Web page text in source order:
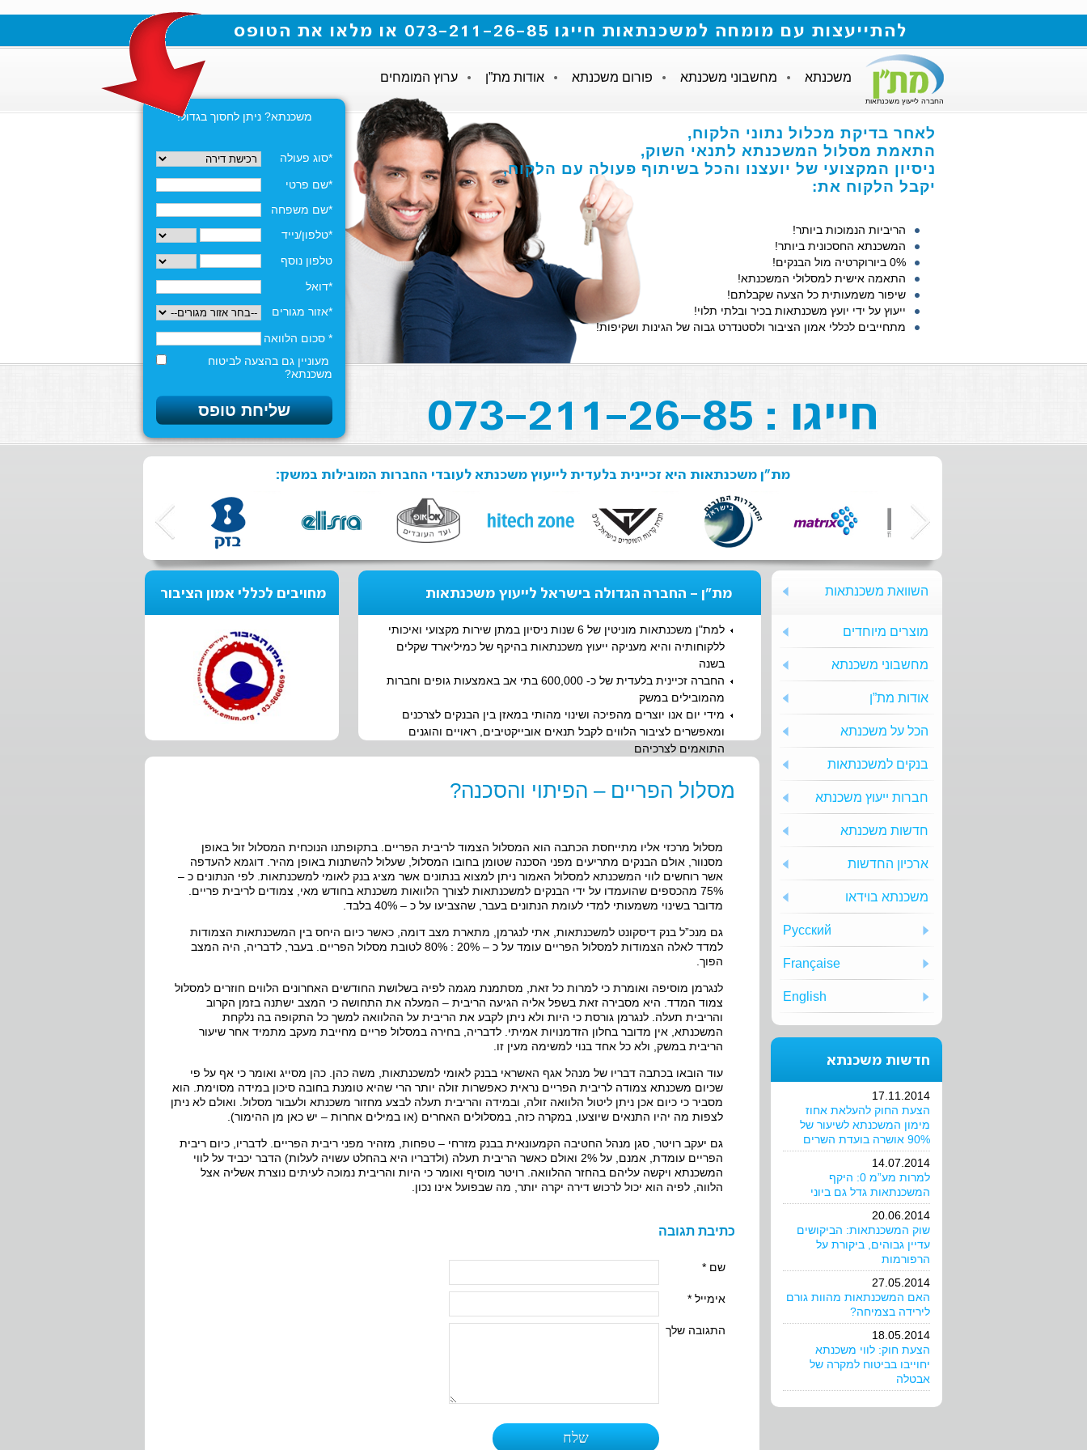
להתייעצות עם מומחה למשכנתאות חייגו 073-211-26-85 או מלאו את הטופס
החברה לייעוץ משכנתאות
משכנתא מחשבוני משכנתא פורום משכנתא אודות מת”ן ערוץ המומחים
משכנתא? ניתן לחסוך בגדול!
*סוג פעולה
*שם פרטי
*שם משפחה
*טלפון/נייד
טלפון נוסף
*דואל
*אזור מגורים
* סכום הלוואה
מעוניין גם בהצעה לביטוח
משכנתא?
לאחר בדיקת מכלול נתוני הלקוח,
התאמת מסלול המשכנתא לתנאי השוק,
ניסיון המקצועי של יועצנו והכל בשיתוף פעולה עם הלקוח,
יקבל הלקוח את:
הריביות הנמוכות ביותר!
המשכנתא החסכונית ביותר!
0% ביורוקרטיה מול הבנקים!
התאמה אישית למסלולי המשכנתא!
שיפור משמעותית כל הצעה שקבלתם!
ייעוץ על ידי יועץ משכנתאות בכיר ובלתי תלוי!
מתחייבים לכללי אמון הציבור ולסטנדרט גבוה של הגינות ושקיפות!
חייגו : 073-211-26-85
מת"ן משכנתאות היא זכיינית בלעדית לייעוץ משכנתא לעובדי החברות המובילות במשק:
השוואת משכנתאות
מוצרים מיוחדים
מחשבוני משכנתא
אודות מת”ן
הכל על משכנתא
בנקים למשכנתאות
חברות ייעוץ משכנתא
חדשות משכנתא
ארכיון החדשות
משכנתא בוידאו
Русский
Française
English
חדשות משכנתא
17.11.2014
הצעת החוק להעלאת אחוז
מימון המשכנתא לשיעור של
90% אושרה בועדת השרים
14.07.2014
למרות מע”מ 0: היקף
המשכנתאות גדל גם ביוני
20.06.2014
שוק המשכנתאות: הביקושים
עדיין גבוהים, ביקורת על
הרפורמות
27.05.2014
האם המשכנתאות מהוות גורם
לירידה בצמיחה?
18.05.2014
הצעת חוק: לווי משכנתא
יחוייבו בביטוח למקרה של
אבטלה
מחויבים לכללי אמון הציבור מת"ן - החברה הגדולה בישראל לייעוץ משכנתאות
למת"ן משכנתאות מוניטין של 6 שנות ניסיון במתן שירות מקצועי ואיכותי
ללקוחותיה והיא מעניקה ייעוץ משכנתאות בהיקף של כמיליארד שקלים
בשנה
החברה זכיינית בלעדית של כ- 600,000 בתי אב באמצעות גופים וחברות
מהמובילים במשק
מידי יום אנו יוצרים מהפיכה ושינוי מהותי במאזן בין הבנקים לצרכנים
ומאפשרים לציבור הלווים לקבל תנאים אובייקטיבים, ראויים והוגנים
התואמים לצרכיהם
מסלול הפריים – הפיתוי והסכנה?
מסלול מרכזי אליו מתייחסת הכתבה הוא המסלול הצמוד לריבית הפריים. בתקופתנו הנוכחית המסלול זול באופן
מסנוור, אולם הבנקים מתריעים מפני הסכנה שטומן בחובו המסלול, שעלול להשתנות באופן מהיר. דוגמא להעדפה
אשר רוחשים לווי המשכנתא למסלול האמור ניתן למצוא בנתונים אשר מציג בנק לאומי למשכנתאות. לפי הנתונים כ –
75% מהכספים שהועמדו על ידי הבנקים למשכנתאות לצורך הלוואות משכנתא בחודש מאי, צמודים לריבית פריים.
מדובר בשינוי משמעותי למדי לעומת הנתונים בעבר, שהצביעו על כ – 40% בלבד.
גם מנכ”ל בנק דיסקונט למשכנתאות, אתי לנגרמן, מתארת מצב דומה, כאשר כיום היחס בין המשכנתאות הצמודות
למדד לאלה הצמודות למסלול הפריים עומד על כ – 20% : 80% לטובת מסלול הפריים. בעבר, לדבריה, היה המצב
הפוך.
לנגרמן מוסיפה ואומרת כי למרות כל זאת, מסתמנת מגמה לפיה בשלושת החודשים האחרונים הלווים חוזרים למסלול
צמוד המדד. היא מסבירה זאת בשפל אליה הגיעה הריבית – המעלה את התחושה כי המצב ישתנה בזמן הקרוב
והריבית תעלה. לנגרמן גורסת כי היות ולא ניתן לקבע את הריבית על ההלוואה למשך כל התקופה בה נלקחת
המשכנתא, אין מדובר בחלון הזדמנויות אמיתי. לדבריה, בחירה במסלול פריים מחייבת מעקב מתמיד אחר שיעור
הריבית במשק, ולא כל אחד בנוי למשימה מעין זו.
עוד הובאו בכתבה דבריו של מנהל אגף האשראי בבנק לאומי למשכנתאות, משה כהן. כהן מסייג ואומר כי אף על פי
שכיום משכנתא צמודה לריבית הפריים נראית כאפשרות זולה יותר הרי שהיא טומנת בחובה סיכון במידה מסוימת. הוא
מסביר כי כיום אכן ניתן ליטול הלוואה זולה, ובמידה והריבית תעלה לבצע מחזור משכנתא ולעבור מסלול. ואולם לא ניתן
לצפות מה יהיו התנאים שיוצעו, במקרה כזה, במסלולים האחרים (או במילים אחרות – יש כאן מן ההימור).
גם יעקב רויטר, סגן מנהל החטיבה הקמעונאית בבנק מזרחי – טפחות, מזהיר מפני ריבית הפריים. לדבריו, כיום ריבית
הפריים עומדת, אמנם, על 2% ואולם כאשר הריבית תעלה (ולדבריו היא בהחלט עשויה לעלות) הדבר יכביד על לווי
המשכנתא ויקשה עליהם בהחזר ההלוואה. רויטר מוסיף ואומר כי היות והריבית נמוכה לעיתים נוצרת אשליה אצל
הלווה, לפיה הוא יכול לרכוש דירה יקרה יותר, מה שבפועל אינו נכון.
כתיבת תגובה
שם *
אימייל *
התגובה שלך